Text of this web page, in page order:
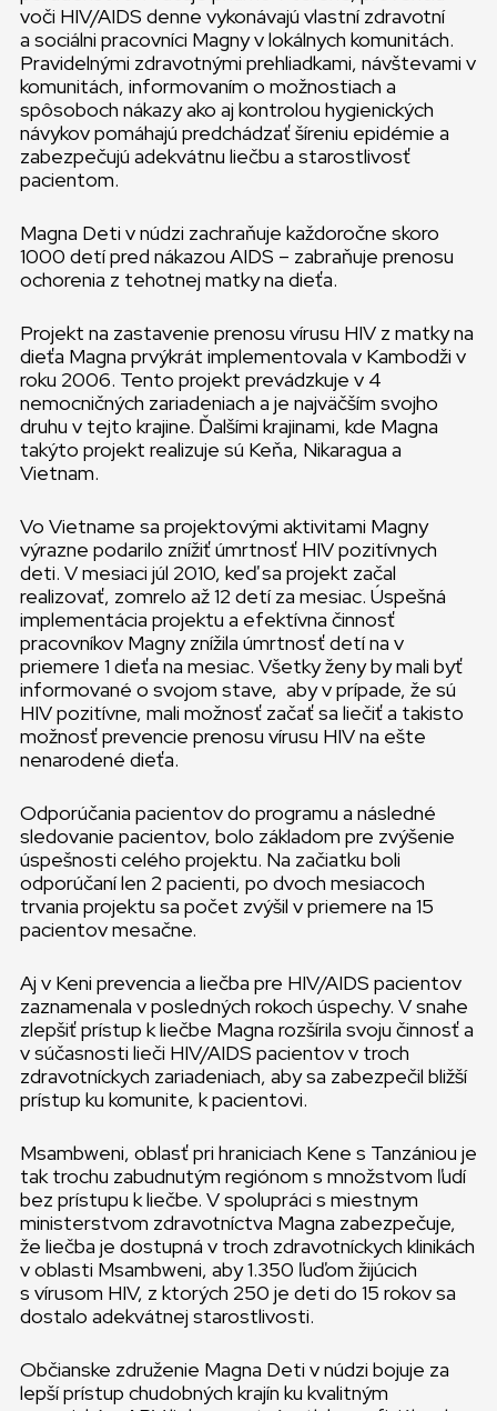
voči HIV/AIDS denne vykonávajú vlastní zdravotní
a sociálni pracovníci Magny v lokálnych komunitách.
Pravidelnými zdravotnými prehliadkami, návštevami v
komunitách, informovaním o možnostiach a
spôsoboch nákazy ako aj kontrolou hygienických
návykov pomáhajú predchádzať šíreniu epidémie a
zabezpečujú adekvátnu liečbu a starostlivosť
pacientom.
Magna Deti v núdzi zachraňuje každoročne skoro
1000 detí pred nákazou AIDS – zabraňuje prenosu
ochorenia z tehotnej matky na dieťa.
Projekt na zastavenie prenosu vírusu HIV z matky na
dieťa Magna prvýkrát implementovala v Kambodži v
roku 2006. Tento projekt prevádzkuje v 4
nemocničných zariadeniach a je najväčším svojho
druhu v tejto krajine. Ďalšími krajinami, kde Magna
takýto projekt realizuje sú Keňa, Nikaragua a
Vietnam.
Vo Vietname sa projektovými aktivitami Magny
výrazne podarilo znížiť úmrtnosť HIV pozitívnych
deti. V mesiaci júl 2010, keď sa projekt začal
realizovať, zomrelo až 12 detí za mesiac. Úspešná
implementácia projektu a efektívna činnosť
pracovníkov Magny znížila úmrtnosť detí na v
priemere 1 dieťa na mesiac. Všetky ženy by mali byť
informované o svojom stave, aby v prípade, že sú
HIV pozitívne, mali možnosť začať sa liečiť a takisto
možnosť prevencie prenosu vírusu HIV na ešte
nenarodené dieťa.
Odporúčania pacientov do programu a následné
sledovanie pacientov, bolo základom pre zvýšenie
úspešnosti celého projektu. Na začiatku boli
odporúčaní len 2 pacienti, po dvoch mesiacoch
trvania projektu sa počet zvýšil v priemere na 15
pacientov mesačne.
Aj v Keni prevencia a liečba pre HIV/AIDS pacientov
zaznamenala v posledných rokoch úspechy. V snahe
zlepšiť prístup k liečbe Magna rozšírila svoju činnosť a
v súčasnosti lieči HIV/AIDS pacientov v troch
zdravotníckych zariadeniach, aby sa zabezpečil bližší
prístup ku komunite, k pacientovi.
Msambweni, oblasť pri hraniciach Kene s Tanzániou je
tak trochu zabudnutým regiónom s množstvom ľudí
bez prístupu k liečbe. V spolupráci s miestnym
ministerstvom zdravotníctva Magna zabezpečuje,
že liečba je dostupná v troch zdravotníckych klinikách
v oblasti Msambweni, aby 1.350 ľuďom žijúcich
s vírusom HIV, z ktorých 250 je deti do 15 rokov sa
dostalo adekvátnej starostlivosti.
Občianske združenie Magna Deti v núdzi bojuje za
lepší prístup chudobných krajín ku kvalitným